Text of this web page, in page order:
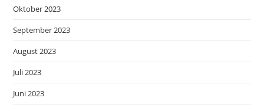
Oktober 2023
September 2023
August 2023
Juli 2023
Juni 2023